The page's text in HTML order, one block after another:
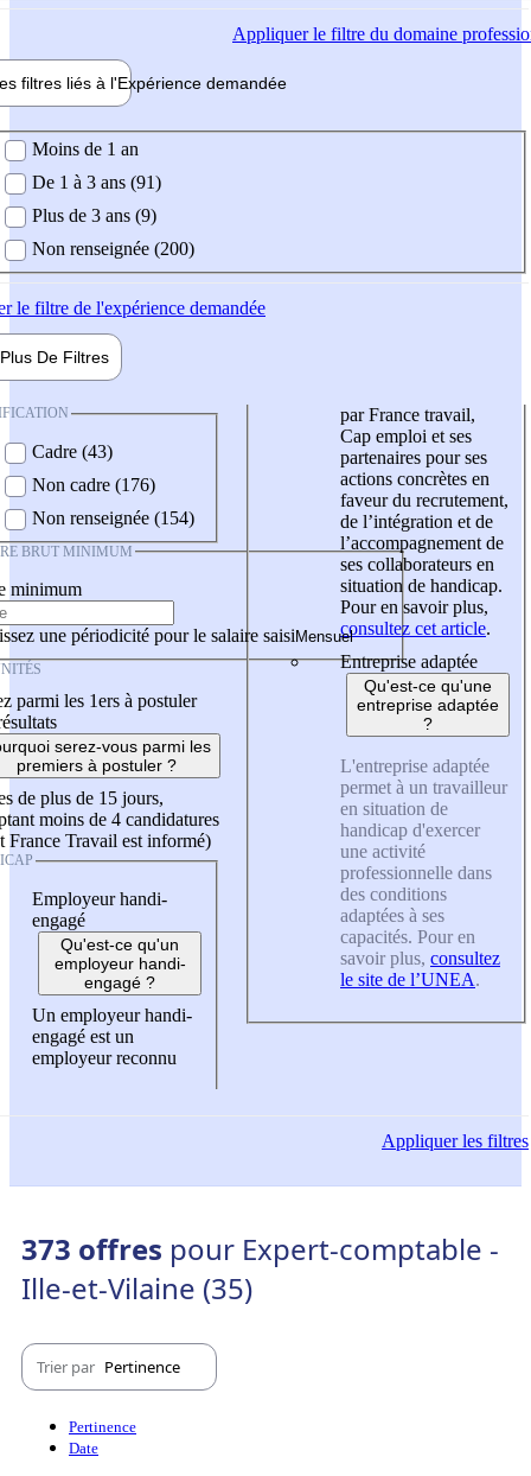
Appliquerle filtre du domaine
filtres liés à l'Expérience demandée
demandée
Moins de 1 an
De 1 à 3 ans (91)
Plus de 3 ans (9)
Non renseignée (200)
le filtre de l'expérience demandée
Plus De Filtres
Cadre (43)
Non cadre (176)
Non renseignée (154)
BRUT MINIMUM
minimum
une périodicité pour le salaire saisi
parmi les 1ers à postuler
serez-vous parmi les
premiers à postuler ?
de plus de 15 jours,
moins de 4 candidatures
France Travail est informé)
Employeur handi-
engagé
Qu'est-ce qu'un
employeur handi-
engagé ?
Un employeur handi-
engagé est un
employeur reconnu
par France travail,
Cap emploi et ses
partenaires pour ses
actions concrètes en
faveur du recrutement,
de l’intégration et de
l’accompagnement de
ses collaborateurs en
situation de handicap.
Pour en savoir plus,
consultez cet article.
Entreprise adaptée
Qu'est-ce qu'une
entreprise adaptée
?
L'entreprise adaptée
permet à un travailleur
en situation de
handicap d'exercer
une activité
professionnelle dans
des conditions
adaptées à ses
capacités. Pour en
savoir plus, consultez
le site de l’UNEA.
Appliquerles filtres
373 offres pour Expert-comptable -
Ille-et-Vilaine (35)
Trier par Pertinence
Pertinence
Date